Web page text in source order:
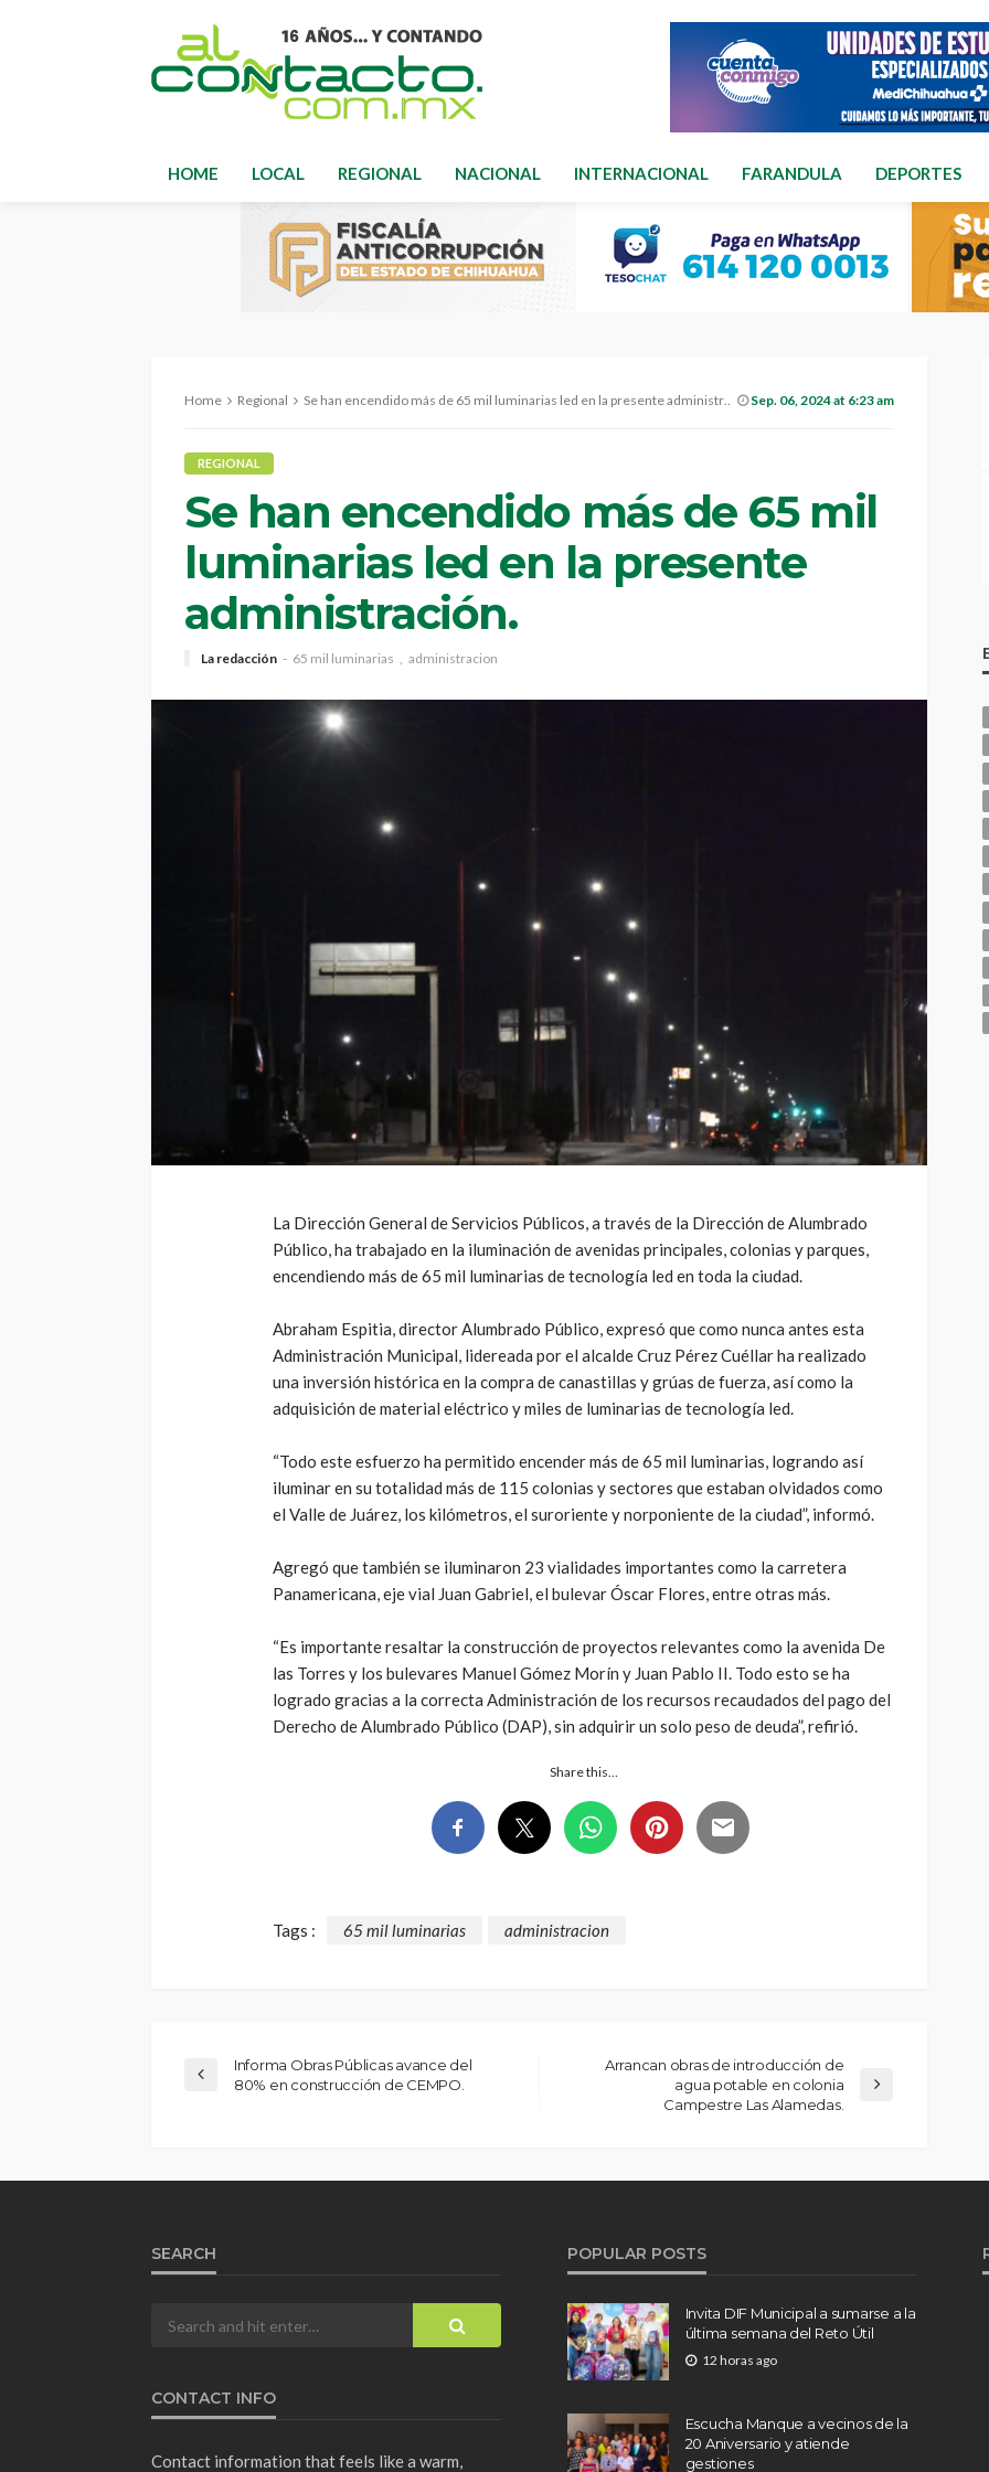
HOME LOCAL REGIONAL NACIONAL INTERNACIONAL FARANDULA DEPORTES
Home Regional Se han encendido más de 65 mil luminarias led en la presente administración. Sep. 06, 2024 at 6:23 am
REGIONAL
Se han encendido más de 65 mil
luminarias led en la presente
administración.
La redacción 65 mil luminarias administracion
La Dirección General de Servicios Públicos, a través de la Dirección de Alumbrado
Público, ha trabajado en la iluminación de avenidas principales, colonias y parques,
encendiendo más de 65 mil luminarias de tecnología led en toda la ciudad.
Abraham Espitia, director Alumbrado Público, expresó que como nunca antes esta
Administración Municipal, lidereada por el alcalde Cruz Pérez Cuéllar ha realizado
una inversión histórica en la compra de canastillas y grúas de fuerza, así como la
adquisición de material eléctrico y miles de luminarias de tecnología led.
“Todo este esfuerzo ha permitido encender más de 65 mil luminarias, logrando así
iluminar en su totalidad más de 115 colonias y sectores que estaban olvidados como
el Valle de Juárez, los kilómetros, el suroriente y norponiente de la ciudad”, informó.
Agregó que también se iluminaron 23 vialidades importantes como la carretera
Panamericana, eje vial Juan Gabriel, el bulevar Óscar Flores, entre otras más.
“Es importante resaltar la construcción de proyectos relevantes como la avenida De
las Torres y los bulevares Manuel Gómez Morín y Juan Pablo II. Todo esto se ha
logrado gracias a la correcta Administración de los recursos recaudados del pago del
Derecho de Alumbrado Público (DAP), sin adquirir un solo peso de deuda”, refirió.
Share this…
Tags : 65 mil luminarias administracion
Informa Obras Públicas avance del
80% en construcción de CEMPO.
Arrancan obras de introducción de
agua potable en colonia
Campestre Las Alamedas.
SEARCH
CONTACT INFO
Contact information that feels like a warm,
POPULAR POSTS
Invita DIF Municipal a sumarse a la
última semana del Reto Útil
12 horas ago
Escucha Manque a vecinos de la
20 Aniversario y atiende
gestiones